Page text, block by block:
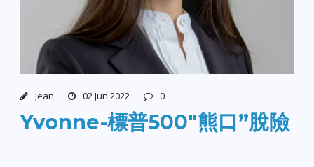
Jean 02 Jun 2022 0
Yvonne-標普500″熊口”脫險